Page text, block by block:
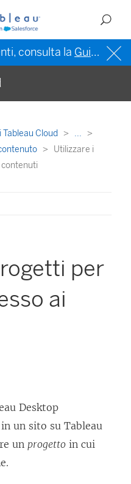
consulta la Guida di Tableau in inglese (Stati Uniti)
Tableau Cloud
...
Utilizzare i
contenuti
per
ai
Desktop
un sito su Tableau
un progetto in cui